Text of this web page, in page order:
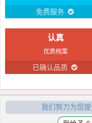
免费服务
认真
优质档案
已确认品质
我们努力为您